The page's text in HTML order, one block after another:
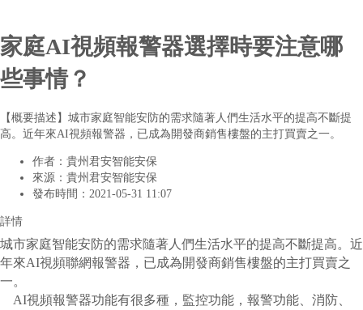
家庭AI視頻報警器選擇時要注意哪
些事情？
【概要描述】 城市家庭智能安防的需求隨著人們生活水平的提高不斷提
高。近年來AI視頻報警器，已成為開發商銷售樓盤的主打買賣之一。
作者： 貴州君安智能安保
來源： 貴州君安智能安保
發布時間： 2021-05-31 11:07
詳情
城市家庭智能安防的需求隨著 人們生活水平的提高不斷提高。近
年來AI視頻聯網報警器 ，已成為開發商銷售樓盤的主打買賣之
一。
AI視頻報警器功能有很多種，監控功能，報警功能、消防、